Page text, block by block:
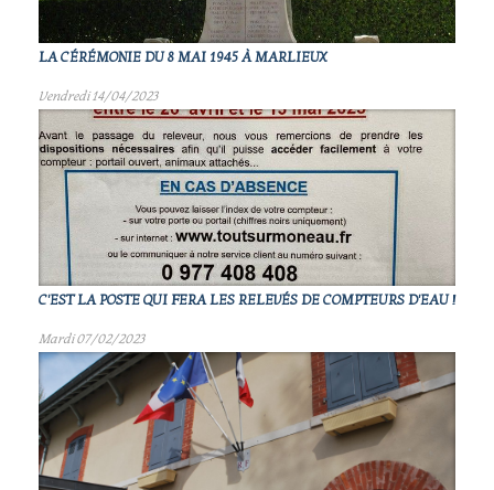
LA CÉRÉMONIE DU 8 MAI 1945 À MARLIEUX
Vendredi 14/04/2023
C'EST LA POSTE QUI FERA LES RELEVÉS DE COMPTEURS D'EAU !
Mardi 07/02/2023